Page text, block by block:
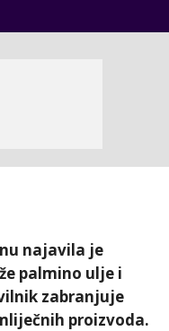
najavila je
palmino ulje i
zabranjuje
proizvoda.